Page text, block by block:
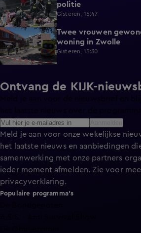
politie
Gisteren, 15:47
0:45
Twee vrouwen
woning in Zwolle
Gisteren, 15:30
Ontvang de KIJK-
Meld je aan voor onze wekelijkse
het laatste nieuws en aanbiedingen
samenwerking met onze partners
ieder moment afmelden. Zie voor
privacyverklaring.
Populaire programma's